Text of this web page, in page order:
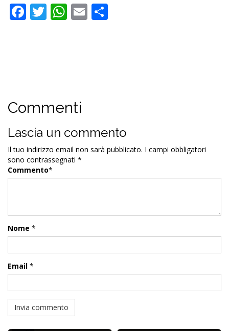
Facebook
Twitter
WhatsApp
Email
Commenti
Lascia un commento
Il tuo indirizzo email non sarà pubblicato. I campi obbligatori
sono contrassegnati *
Commento*
Nome *
Email *